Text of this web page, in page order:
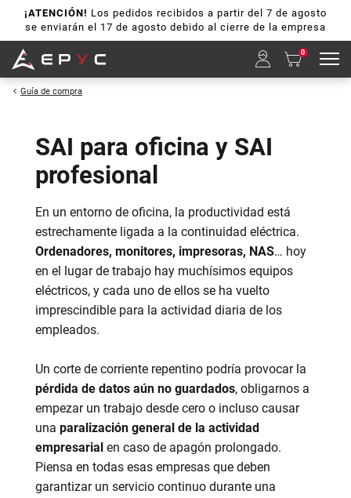
¡ATENCIÓN! Los pedidos recibidos a partir del 7 de agosto
se enviarán el 17 de agosto debido al cierre de la empresa
0
Guía de compra
SAI para oficina y SAI
profesional
En un entorno de oficina, la productividad está
estrechamente ligada a la continuidad eléctrica.
Ordenadores, monitores, impresoras, NAS… hoy
en el lugar de trabajo hay muchísimos equipos
eléctricos, y cada uno de ellos se ha vuelto
imprescindible para la actividad diaria de los
empleados.
Un corte de corriente repentino podría provocar la
pérdida de datos aún no guardados, obligarnos a
empezar un trabajo desde cero o incluso causar
una paralización general de la actividad
empresarial en caso de apagón prolongado.
Piensa en todas esas empresas que deben
garantizar un servicio continuo durante una